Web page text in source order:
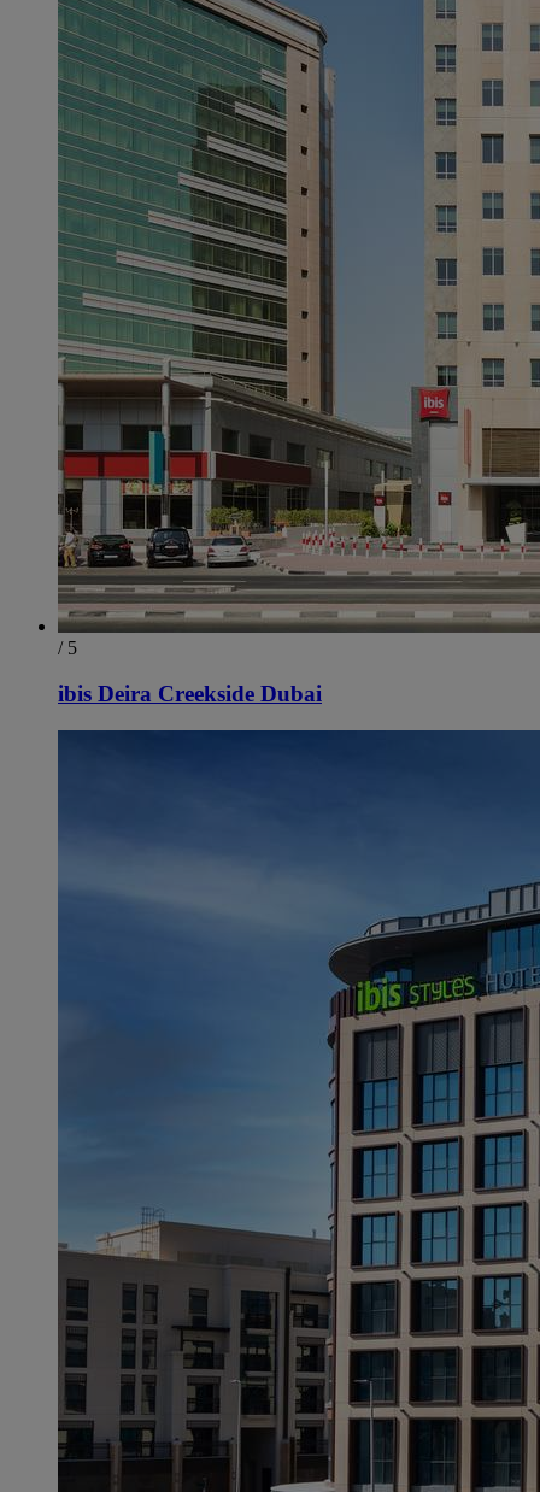
/ 5
ibis Deira Creekside Dubai